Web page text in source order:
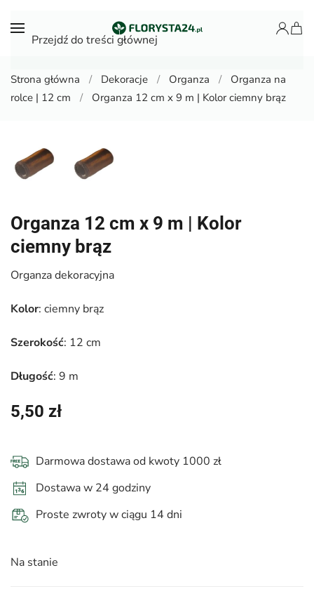
Przejdź do treści głównej
Strona główna Dekoracje Organza
Organza na
rolce | 12 cm
Organza 12 cm x 9 m | Kolor ciemny brąz
Organza 12 cm x 9 m | Kolor
ciemny brąz
Organza dekoracyjna
Kolor: ciemny brąz
Szerokość: 12 cm
Długość: 9 m
5,50 zł
Darmowa dostawa od kwoty 1000 zł
Dostawa w 24 godziny
Proste zwroty w ciągu 14 dni
Na stanie